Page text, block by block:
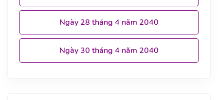
Ngày 28 tháng 4 năm 2040
Ngày 30 tháng 4 năm 2040